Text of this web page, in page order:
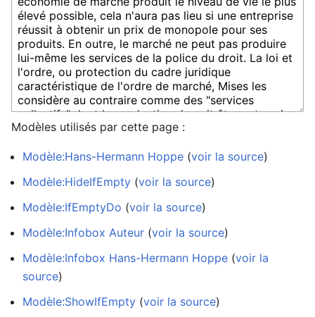
Modèles utilisés par cette page :
Modèle:Hans-Hermann Hoppe (voir la source)
Modèle:HideIfEmpty (voir la source)
Modèle:IfEmptyDo (voir la source)
Modèle:Infobox Auteur (voir la source)
Modèle:Infobox Hans-Hermann Hoppe (voir la
source)
Modèle:ShowIfEmpty (voir la source)